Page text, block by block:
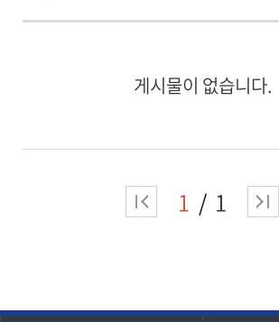
게시물이 없습니다.
1 1